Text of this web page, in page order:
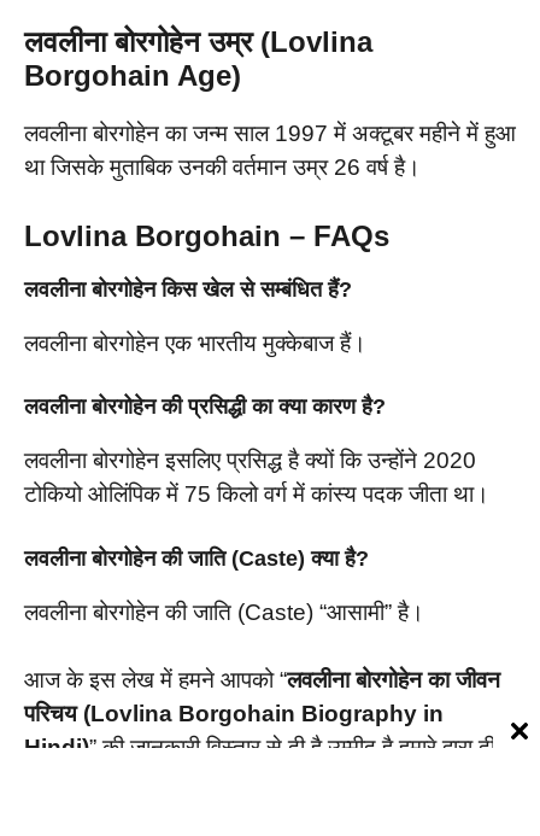
लवलीना बोरगोहेन उम्र (Lovlina
Borgohain Age)
लवलीना बोरगोहेन का जन्म साल 1997 में अक्टूबर महीने में हुआ
था जिसके मुताबिक उनकी वर्तमान उम्र 26 वर्ष है।
Lovlina Borgohain – FAQs
लवलीना बोरगोहेन किस खेल से सम्बंधित हैं?
लवलीना बोरगोहेन एक भारतीय मुक्केबाज हैं।
लवलीना बोरगोहेन की प्रसिद्धी का क्या कारण है?
लवलीना बोरगोहेन इसलिए प्रसिद्ध है क्यों कि उन्होंने 2020
टोकियो ओलिंपिक में 75 किलो वर्ग में कांस्य पदक जीता था।
लवलीना बोरगोहेन की जाति (Caste) क्या है?
लवलीना बोरगोहेन की जाति (Caste) “आसामी” है।
आज के इस लेख में हमने आपको “लवलीना बोरगोहेन का जीवन
परिचय (Lovlina Borgohain Biography in
Hindi)” की जानकारी विस्तार से दी है उम्मीद है हमारे द्वारा दी